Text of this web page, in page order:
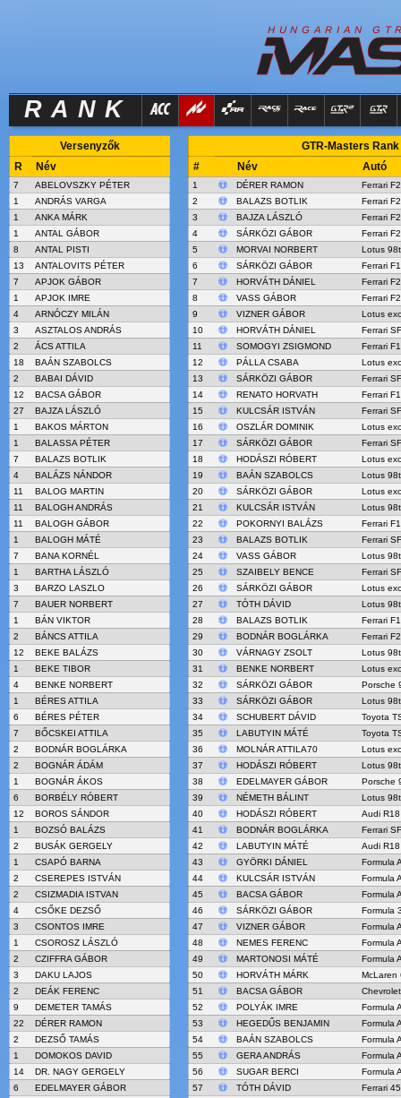
H U N G A R I A N G T
RANK
Versenyzők
R
Név
7
ABELOVSZKY PÉTER
1
ANDRÁS VARGA
1
ANKA MÁRK
1
ANTAL GÁBOR
8
ANTAL PISTI
13
ANTALOVITS PÉTER
7
APJOK GÁBOR
1
APJOK IMRE
4
ARNÓCZY MILÁN
3
ASZTALOS ANDRÁS
2
ÁCS ATTILA
18
BAÁN SZABOLCS
2
BABAI DÁVID
12
BACSA GÁBOR
27
BAJZA LÁSZLÓ
1
BAKOS MÁRTON
1
BALASSA PÉTER
7
BALAZS BOTLIK
4
BALÁZS NÁNDOR
11
BALOG MARTIN
11
BALOGH ANDRÁS
11
BALOGH GÁBOR
1
BALOGH MÁTÉ
7
BANA KORNÉL
1
BARTHA LÁSZLÓ
3
BARZO LASZLO
7
BAUER NORBERT
1
BÁN VIKTOR
2
BÁNCS ATTILA
12
BEKE BALÁZS
1
BEKE TIBOR
4
BENKE NORBERT
1
BÉRES ATTILA
6
BÉRES PÉTER
7
BŐCSKEI ATTILA
2
BODNÁR BOGLÁRKA
2
BOGNÁR ÁDÁM
1
BOGNÁR ÁKOS
6
BORBÉLY RÓBERT
12
BOROS SÁNDOR
1
BOZSÓ BALÁZS
2
BUSÁK GERGELY
1
CSAPÓ BARNA
2
CSEREPES ISTVÁN
2
CSIZMADIA ISTVAN
4
CSŐKE DEZSŐ
3
CSONTOS IMRE
1
CSOROSZ LÁSZLÓ
2
CZIFFRA GÁBOR
3
DAKU LAJOS
2
DEÁK FERENC
9
DEMETER TAMÁS
22
DÉRER RAMON
2
DEZSŐ TAMÁS
1
DOMOKOS DAVID
14
DR. NAGY GERGELY
6
EDELMAYER GÁBOR
GTR-Masters
#
Név Autó
1 DÉRER RAMON
Ferrari
2
BALAZS BOTLIK
Ferrari
3
BAJZA LÁSZLÓ
Ferrari
4
SÁRKÖZI GÁBOR
Ferrari
5
MORVAI NORBERT
Lotus 98t
6
SÁRKÖZI GÁBOR
Ferrari
7
HORVÁTH DÁNIEL
Ferrari
8
VASS GÁBOR
Ferrari
9
VIZNER GÁBOR
Lotus
10
HORVÁTH DÁNIEL
Ferrari
11
SOMOGYI ZSIGMOND
Ferrari
12
PÁLLA CSABA
Lotus
13
SÁRKÖZI GÁBOR
Ferrari
14
RENATO HORVATH
Ferrari
15
KULCSÁR ISTVÁN
Ferrari
16
OSZLÁR DOMINIK
Lotus
17
SÁRKÖZI GÁBOR
Ferrari
18
HODÁSZI RÓBERT
Lotus
19
BAÁN SZABOLCS
Lotus 98t
20
SÁRKÖZI GÁBOR
Lotus
21
KULCSÁR ISTVÁN
Lotus 98t
22
POKORNYI BALÁZS
Ferrari
23
BALAZS BOTLIK
Ferrari
24
VASS GÁBOR
Lotus 98t
25
SZAIBELY BENCE
Ferrari
26
SÁRKÖZI GÁBOR
Lotus
27
TÓTH DÁVID
Lotus 98t
28
BALAZS BOTLIK
Ferrari
29
BODNÁR BOGLÁRKA
Ferrari
30
VÁRNAGY ZSOLT
Lotus 98t
31
BENKE NORBERT
Lotus
32
SÁRKÖZI GÁBOR
Porsche
33
SÁRKÖZI GÁBOR
Lotus 98t
34
SCHUBERT DÁVID
Toyota
35
LABUTYIN MÁTÉ
Toyota
36
MOLNÁR ATTILA70
Lotus
37
HODÁSZI RÓBERT
Lotus 98t
38
EDELMAYER GÁBOR
Porsche
39
NÉMETH BÁLINT
Lotus 98t
40
HODÁSZI RÓBERT
Audi
41
BODNÁR BOGLÁRKA
Ferrari
42
LABUTYIN MÁTÉ
Audi
43
GYÖRKI DÁNIEL
Formula
44
KULCSÁR ISTVÁN
Formula
45
BACSA GÁBOR
Formula
46
SÁRKÖZI GÁBOR
Formula
47
VIZNER GÁBOR
Formula
48
NEMES FERENC
Formula
49
MARTONOSI MÁTÉ
Formula
50
HORVÁTH MÁRK
McLaren
51
BACSA GÁBOR
52
POLYÁK IMRE
Formula
53
HEGEDŰS BENJAMIN
Formula
54
BAÁN SZABOLCS
Formula
55
GERA ANDRÁS
Formula
56
SUGAR BERCI
Formula
57
TÓTH DÁVID
Ferrari